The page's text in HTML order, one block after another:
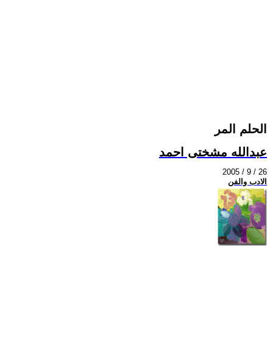
الحلم المر
عبدالله مشختى احمد
2005 / 9 / 26
الادب والفن